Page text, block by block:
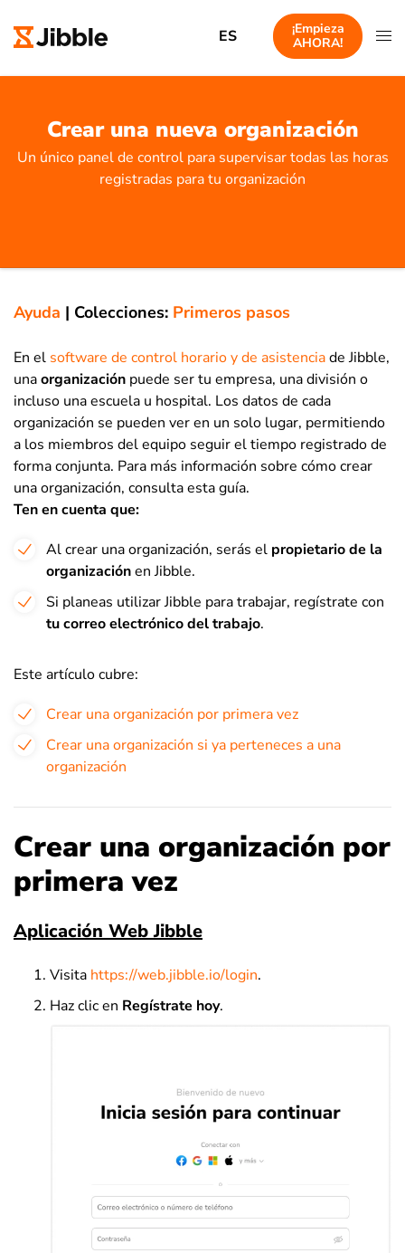
ES
¡Empieza
AHORA!
Crear una nueva organización
Un único panel de control para supervisar todas las horas
registradas para tu organización
Ayuda | Colecciones: Primeros pasos
En el software de control horario y de asistenciade Jibble,
unaorganización puede ser tu empresa, una división o
incluso una escuela u hospital. Los datos de cada
organización se pueden ver en un solo lugar, permitiendo
a los miembros del equipo seguir el tiempo registrado de
forma conjunta. Para más información sobre cómo crear
una organización, consulta esta guía.
Ten en cuenta que:
Al crear una organización, serás el propietario de la
organizaciónen Jibble.
Si planeas utilizar Jibble para trabajar, regístrate con
tu correo electrónico del trabajo.
Este artículo cubre:
Crear una organización por primera vez
Crear una organización si ya perteneces a una
organización
Crear una organización por
primera vez
Aplicación Web Jibble
Visita https://web.jibble.io/login.
Haz clic en Regístrate hoy.